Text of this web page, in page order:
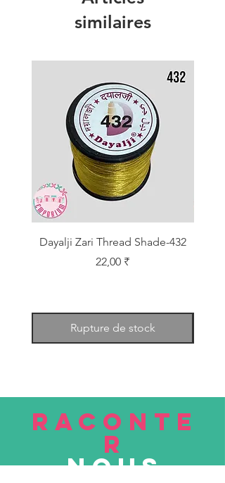
similaires
Dayalji Zari Thread Shade-432
Prix
22,00 ₹
Rupture de stock
RACONTE
R
nous